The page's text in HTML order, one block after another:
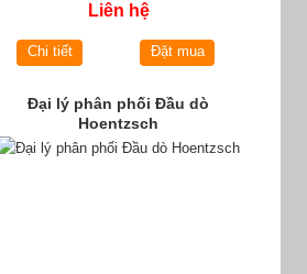
Liên hệ
Chi tiết Đặt mua
Đại lý phân phối Đầu dò
Hoentzsch